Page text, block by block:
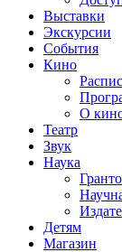
Выставки
Экскурсии
События
Кино
О
Театр
Звук
Наука
Детям
Магазин